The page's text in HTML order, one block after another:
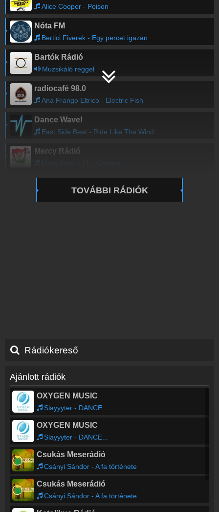
Alice Cooper - Poison
Nóta FM
Bertici Fiverek - Egy percet igazan
Bartók Rádió
Muzsikáló reggel
radiocafé 98.0
Ana Frango Eltrico - Electric Fish
Dance Wave!
East Side Beat - Ride Like The Wind
Mercy Rádió
TOVÁBBI RÁDIÓK
Rádiókereső
Ajánlott rádiók
OXYGEN MUSIC
Slayyyter - DANCE...
OXYGEN MUSIC
Slayyyter - DANCE...
Csukás Meserádió
Csányi Sándor - A fa története
Csukás Meserádió
Csányi Sándor - A fa története